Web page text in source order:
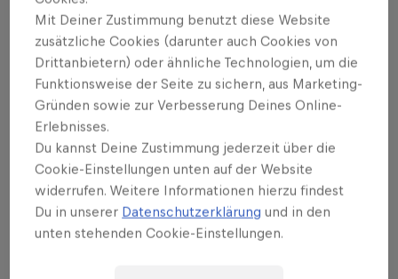
Veranstaltungen.
Premier Padel folgt den von der International Padel
Federation (FIP) festgelegten Regeln. Um die
Regeln des Padel zu entdecken, lies unseren
Leitfaden "Alles, was du wissen musst"
02
Mit Deiner Zustimmung benutzt diese Website
zusätzliche Cookies (darunter auch Cookies von
Drittanbietern) oder ähnliche Technologien, um die
Funktionsweise der Seite zu sichern, aus Marketing-
Gründen sowie zur Verbesserung Deines Online-
Erlebnisses.
Du kannst Deine Zustimmung jederzeit über die
Cookie-Einstellungen unten auf der Website
widerrufen. Weitere Informationen hierzu findest
Du in unserer Datenschutzerklärung und in den
unten stehenden Cookie-Einstellungen.